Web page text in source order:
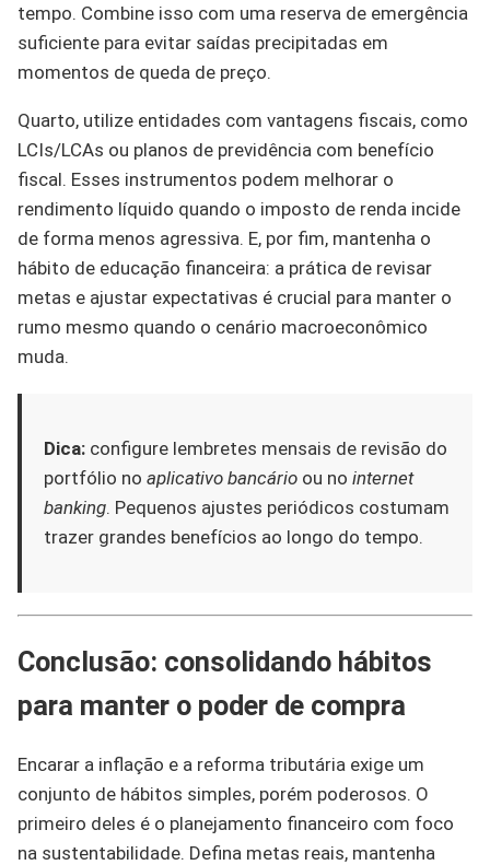
tempo. Combine isso com uma reserva de emergência
suficiente para evitar saídas precipitadas em
momentos de queda de preço.
Quarto, utilize entidades com vantagens fiscais, como
LCIs/LCAs ou planos de previdência com benefício
fiscal. Esses instrumentos podem melhorar o
rendimento líquido quando o imposto de renda incide
de forma menos agressiva. E, por fim, mantenha o
hábito de educação financeira: a prática de revisar
metas e ajustar expectativas é crucial para manter o
rumo mesmo quando o cenário macroeconômico
muda.
Dica: configure lembretes mensais de revisão do
portfólio no aplicativo bancário ou no internet
banking. Pequenos ajustes periódicos costumam
trazer grandes benefícios ao longo do tempo.
Conclusão: consolidando hábitos
para manter o poder de compra
Encarar a inflação e a reforma tributária exige um
conjunto de hábitos simples, porém poderosos. O
primeiro deles é o planejamento financeiro com foco
na sustentabilidade. Defina metas reais, mantenha